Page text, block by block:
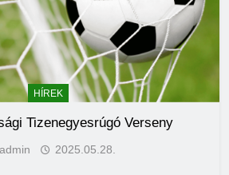
HÍREK
Tizenegyesrúgó Verseny
admin 2025.05.28.